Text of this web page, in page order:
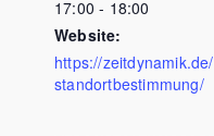
17:00 - 18:00
Website:
https://zeitdynamik.de/
standortbestimmung/